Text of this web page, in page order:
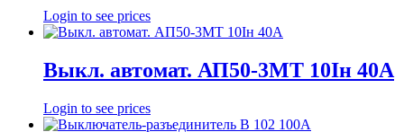
Login to see prices
Выкл. автомат. АП50-3МТ 10Iн 40А
Login to see prices